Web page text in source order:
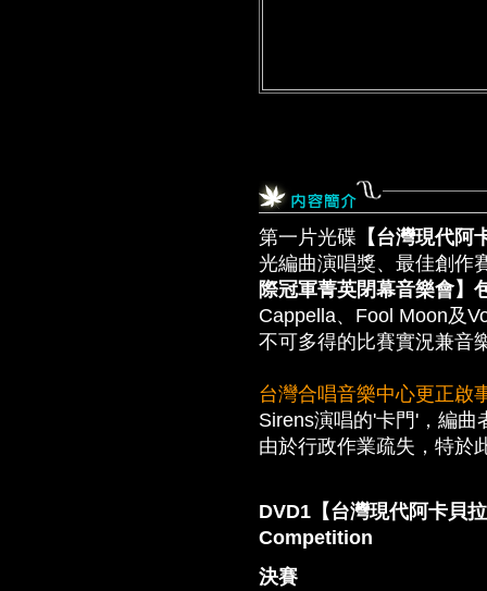
第一片光碟 【台灣現代阿
光編曲演唱獎、最佳創作
際冠軍菁英閉幕音樂會】
Cappella、Fool Moon及
不可多得的比賽實況兼音
台灣合唱音樂中心更正啟
Sirens演唱的'卡門'，編曲
由於行政作業疏失，特於
DVD1【台灣現代阿卡貝
Competition
決賽